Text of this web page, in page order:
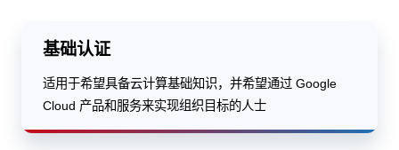
基础认证
适用于希望具备云计算基础知识，并希望通过 Google
Cloud 产品和服务来实现组织目标的人士